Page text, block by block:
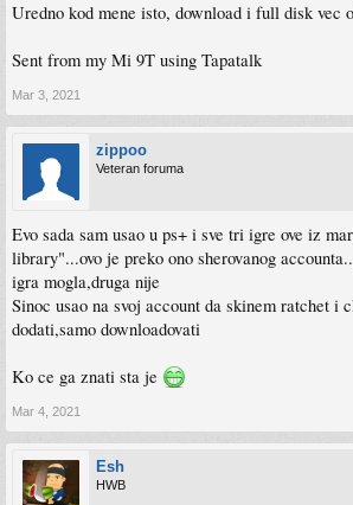
Uredno kod mene isto, download i full disk vec
Sent from my Mi 9T using Tapatalk
Mar 3, 2021
zippoo
Veteran foruma
Evo sada sam usao u ps+ i sve tri igre ove iz
library"...ovo je preko ono sherovanog
igra mogla,druga nije
Sinoc usao na svoj account da skinem ratchet i
dodati,samo downloadovati
Ko ce ga znati sta je
Mar 4, 2021
Esh
HWB